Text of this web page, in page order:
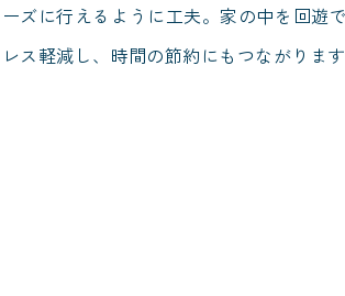
ーズに行えるように工夫。家の中を回遊
レス軽減し、時間の節約にもつながります